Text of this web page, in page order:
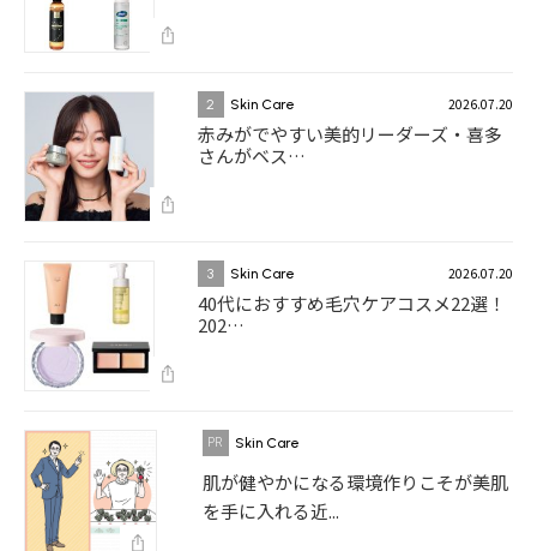
2 Skin Care 2026.07.20
赤みがでやすい美的リーダーズ・喜多
さんがベス…
3 Skin Care 2026.07.20
40代におすすめ毛穴ケアコスメ22選！
202…
Skin Care
肌が健やかになる環境作りこそが美肌
を手に入れる近...